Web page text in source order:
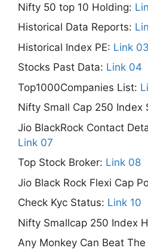
Nifty 50 top 10 Holding:
Historical Data Reports:
Historical Index PE: Link 03
Stocks Past Data: Link 04
Top1000Companies List:
Nifty Small Cap 250 Index
Jio BlackRock Contact
Link 07
Top Stock Broker: Link 08
Jio Black Rock Flexi Cap
Check Kyc Status: Link 10
Nifty Smallcap 250 Index
Any Monkey Can Beat